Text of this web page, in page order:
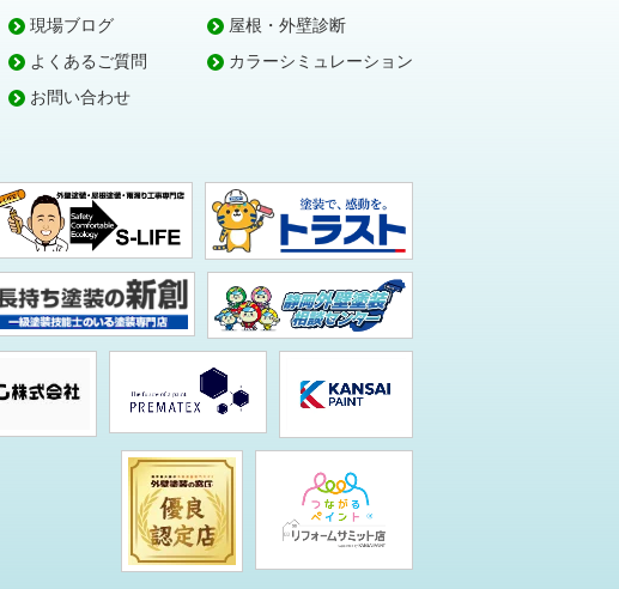
現場ブログ
よくあるご質問
お問い合わせ
屋根・外壁診断
カラーシミュレーション